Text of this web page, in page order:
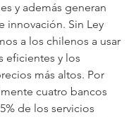
y además generan
innovación. Sin Ley
a los chilenos a usar
eficientes y los
más altos. Por
cuatro bancos
de los servicios